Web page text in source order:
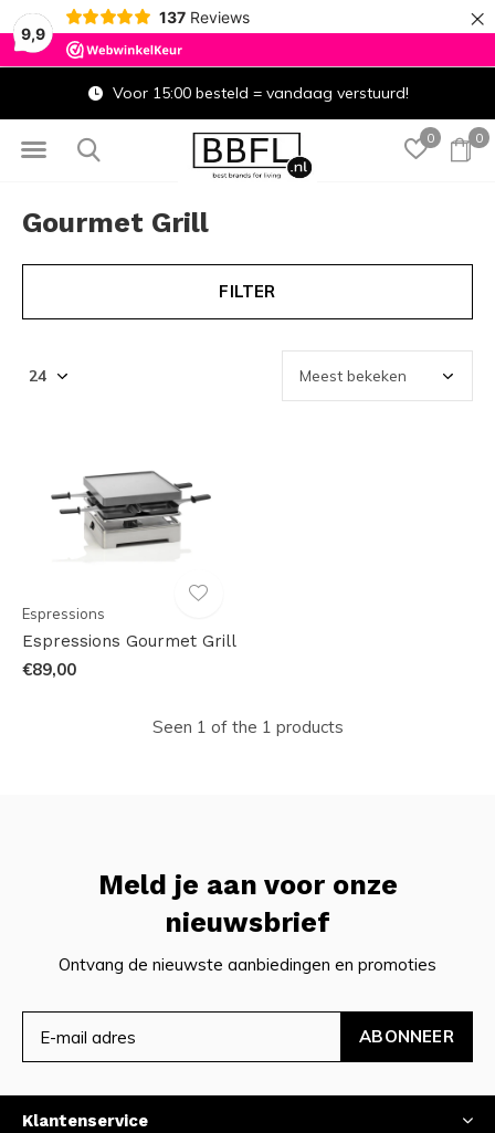
9,9
137 Reviews ×
0 0
Voor 15:00 besteld = vandaag verstuurd!
Gourmet Grill
FILTER
Espressions
Espressions Gourmet Grill
€89,00
Seen 1 of the 1 products
Meld je aan voor onze
nieuwsbrief
Ontvang de nieuwste aanbiedingen en promoties
ABONNEER
Klantenservice